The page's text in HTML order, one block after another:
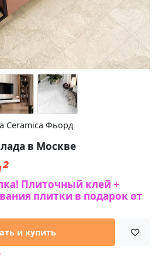
Ceramica Фьорд
в Москве
Плиточный клей +
плитки в подарок от
и купить